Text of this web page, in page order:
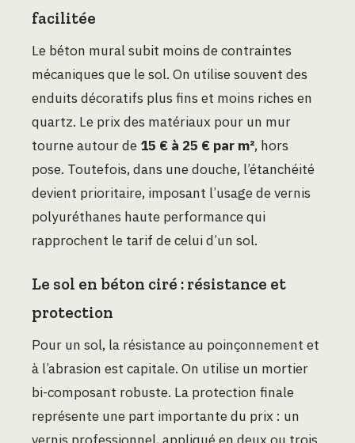
facilitée
Le béton mural subit moins de contraintes
mécaniques que le sol. On utilise souvent des
enduits décoratifs plus fins et moins riches en
quartz. Le prix des matériaux pour un mur
tourne autour de 15 € à 25 € par m², hors
pose. Toutefois, dans une douche, l’étanchéité
devient prioritaire, imposant l’usage de vernis
polyuréthanes haute performance qui
rapprochent le tarif de celui d’un sol.
Le sol en béton ciré : résistance et
protection
Pour un sol, la résistance au poinçonnement et
à l’abrasion est capitale. On utilise un mortier
bi-composant robuste. La protection finale
représente une part importante du prix : un